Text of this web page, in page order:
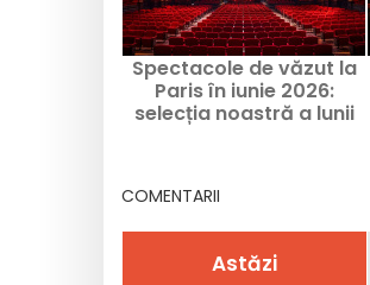
Spectacole de văzut la
Paris în iunie 2026:
selecția noastră a lunii
COMENTARII
Astăzi